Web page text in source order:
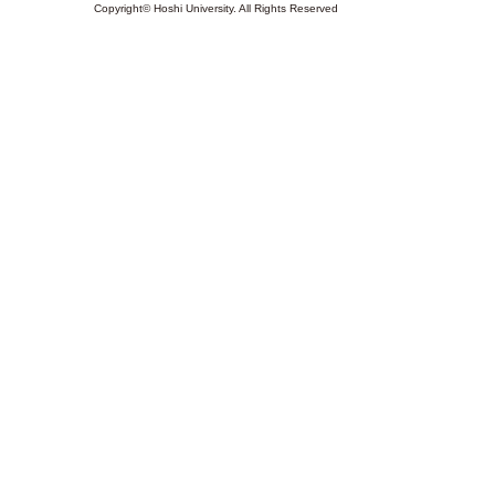
Copyright© Hoshi University. All Rights Reserved